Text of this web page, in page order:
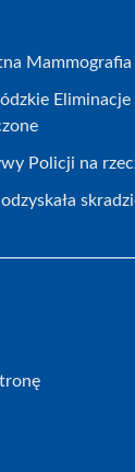
Policji na